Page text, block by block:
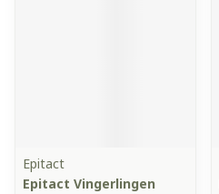
Epitact
Epitact Vingerlingen